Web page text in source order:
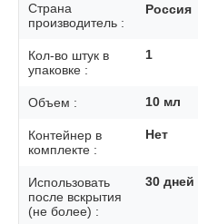
Страна
производитель :
Россия
Кол-во штук в
упаковке :
1
Объем : 10 мл
Контейнер в
комплекте :
Нет
Использовать
после вскрытия
(не более) :
30 дней